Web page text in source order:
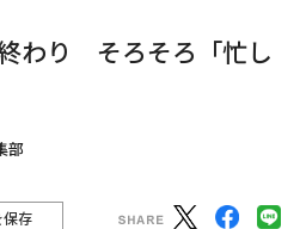
わり そろそろ「忙し
部
存